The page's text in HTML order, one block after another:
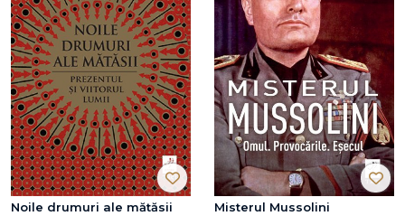
Noile drumuri ale mătăsii Misterul Mussolini